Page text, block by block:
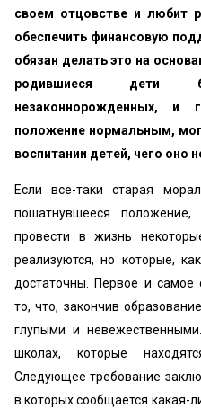
своем отцовстве и любит
обеспечить финансовую
обязан делать это на
родившиеся дети
незаконнорожденных, и
положение нормальным,
воспитании детей, чего оно
Если все-таки старая
пошатнувшееся
провести в жизнь
реализуются, но которые,
достаточны. Первое и самое
то, что, закончив
глупыми и
школах, которые
Следующее требование
в которых сообщается какая-